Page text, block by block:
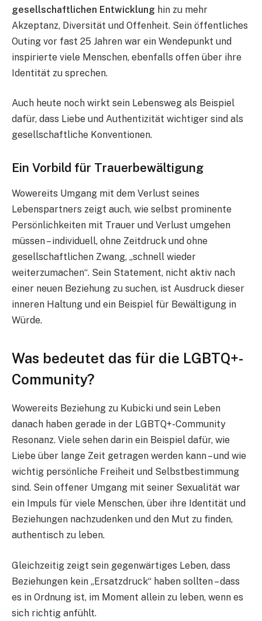
gesellschaftlichen Entwicklung hin zu mehr
Akzeptanz, Diversität und Offenheit. Sein öffentliches
Outing vor fast 25 Jahren war ein Wendepunkt und
inspirierte viele Menschen, ebenfalls offen über ihre
Identität zu sprechen.
Auch heute noch wirkt sein Lebensweg als Beispiel
dafür, dass Liebe und Authentizität wichtiger sind als
gesellschaftliche Konventionen.
Ein Vorbild für Trauerbewältigung
Wowereits Umgang mit dem Verlust seines
Lebenspartners zeigt auch, wie selbst prominente
Persönlichkeiten mit Trauer und Verlust umgehen
müssen – individuell, ohne Zeitdruck und ohne
gesellschaftlichen Zwang, „schnell wieder
weiterzumachen“. Sein Statement, nicht aktiv nach
einer neuen Beziehung zu suchen, ist Ausdruck dieser
inneren Haltung und ein Beispiel für Bewältigung in
Würde.
Was bedeutet das für die LGBTQ+-
Community?
Wowereits Beziehung zu Kubicki und sein Leben
danach haben gerade in der LGBTQ+-Community
Resonanz. Viele sehen darin ein Beispiel dafür, wie
Liebe über lange Zeit getragen werden kann – und wie
wichtig persönliche Freiheit und Selbstbestimmung
sind. Sein offener Umgang mit seiner Sexualität war
ein Impuls für viele Menschen, über ihre Identität und
Beziehungen nachzudenken und den Mut zu finden,
authentisch zu leben.
Gleichzeitig zeigt sein gegenwärtiges Leben, dass
Beziehungen kein „Ersatzdruck“ haben sollten – dass
es in Ordnung ist, im Moment allein zu leben, wenn es
sich richtig anfühlt.